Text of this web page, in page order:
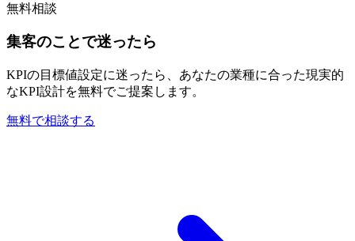
無料相談
集客のことで迷ったら
KPIの目標値設定に迷ったら、あなたの業種に合った現実的
なKPI設計を無料でご提案します。
無料で相談する